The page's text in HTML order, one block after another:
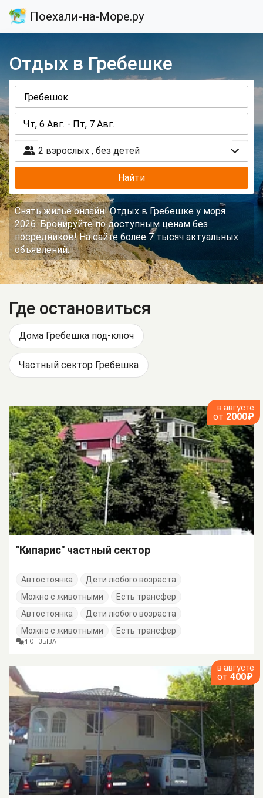
Поехали-на-Море.ру
Отдых в Гребешке
2 взрослых , без детей
Найти
Снять жилье онлайн! Отдых в Гребешке у моря
2026. Бронируйте по доступным ценам без
посредников! На сайте более 7 тысяч актуальных
объявлений.
Где остановиться
Дома Гребешка под-ключ
Частный сектор Гребешка
в августе
от 2000₽
"Кипарис" частный сектор
Автостоянка
Дети любого возраста
Можно с животными
Есть трансфер
Автостоянка
Дети любого возраста
Можно с животными
Есть трансфер
4 ОТЗЫВА
в августе
от 400₽